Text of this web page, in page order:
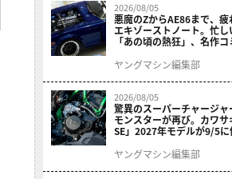
2026/08/05
悪魔のZからAE86まで、疲
エキゾーストノート。忙し
「あの頃の熱狂」、名作
結！
ヤングマシン編集部
2026/08/05
驚異のスーパーチャージ
モンスターが再び。カワサ
SE」2027年モデルが9/5に
ヤングマシン編集部